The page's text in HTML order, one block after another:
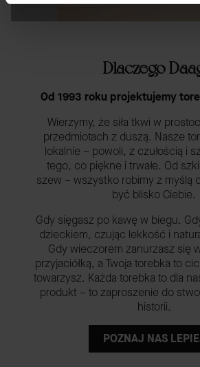
Dlaczego
Od 1993 roku projektujemy
Wierzymy, że siła tkwi w
przedmiotach z duszą. Nasze
lokalnie – powoli, z czułością i
tego, co piękne i trwałe. Od
szew – wszystko robimy z myślą
być blisko Ciebie.
Gdy sięgasz po kawę w biegu.
dzieckiem, czując lekkość i
Gdy wieczorem zanurzasz się
przyjaciółką, a Twoja torebka to
towarzysz. Każda torebka to dla
produkt – to zaproszenie do
historii.
POZNAJ NAS